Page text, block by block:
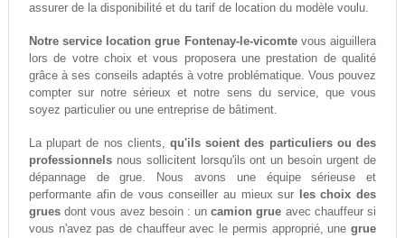
assurer de la disponibilité et du tarif de location du modèle voulu.
Notre service location grue Fontenay-le-vicomtevous aiguillera
lors de votre choix et vous proposera une prestation de qualité
grâce à ses conseils adaptés à votre problématique. Vous pouvez
compter sur notre sérieux et notre sens du service, que vous
soyez particulier ou une entreprise de bâtiment.
La plupart de nos clients, qu'ils soient des particuliers ou des
professionnelsnous sollicitent lorsqu'ils ont un besoin urgent de
dépannage de grue. Nous avons une équipe sérieuse et
performante afin de vous conseiller au mieux sur
les choix des
gruesdont vous avez besoin : uncamion grue avec chauffeur si
vous n'avez pas de chauffeur avec le permis approprié, unegrue